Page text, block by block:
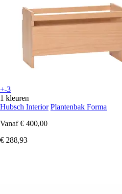
+-3
1 kleuren
Hubsch Interior Plantenbak Forma
Vanaf € 400,00
€ 288,93